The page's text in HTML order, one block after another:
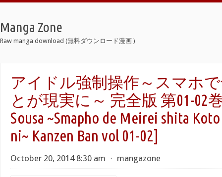
Manga Zone
Raw manga download (無料ダウンロード漫画 )
アイドル強制操作～スマホ
とが現実に～ 完全版 第01-02巻
Sousa ~Smapho de Meirei shita
ni~ Kanzen Ban vol 01-02]
October 20, 2014 8:30 am ⋅ mangazone